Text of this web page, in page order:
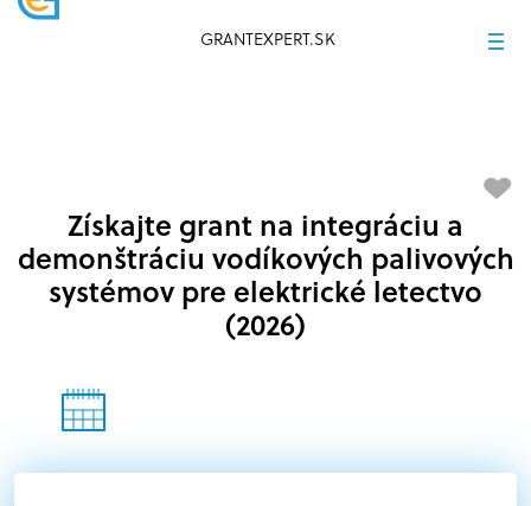
GRANTEXPERT.SK
Získajte grant na integráciu a
demonštráciu vodíkových palivových
systémov pre elektrické letectvo
(2026)